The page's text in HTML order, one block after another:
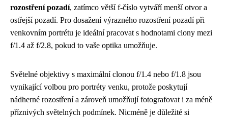
rozostření pozadí, zatímco větší f-číslo vytváří menší otvor a
ostřejší pozadí. Pro dosažení výrazného rozostření pozadí při
venkovním portrétu je ideální pracovat s hodnotami clony mezi
f/1.4 až f/2.8, pokud to vaše optika umožňuje.
Světelné objektivy s maximální clonou f/1.4 nebo f/1.8 jsou
vynikající volbou pro portréty venku, protože poskytují
nádherné rozostření a zároveň umožňují fotografovat i za méně
příznivých světelných podmínek. Nicméně je důležité si